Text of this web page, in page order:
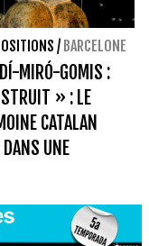
/ BARCELONE
MIRÓ-GOMIS :
» : LE
CATALAN
DANS UNE
DIMENSION